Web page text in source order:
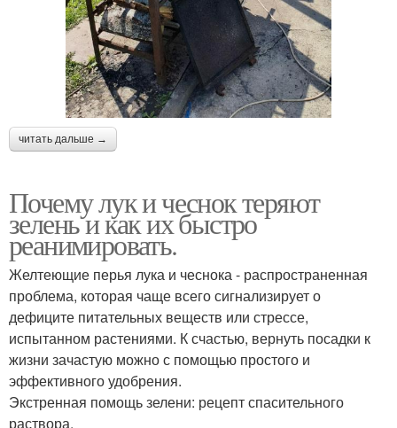
читать дальше →
Почему лук и чеснок теряют
зелень и как их быстро
реанимировать.
Желтеющие перья лука и чеснока - распространенная
проблема, которая чаще всего сигнализирует о
дефиците питательных веществ или стрессе,
испытанном растениями. К счастью, вернуть посадки к
жизни зачастую можно с помощью простого и
эффективного удобрения.
Экстренная помощь зелени: рецепт спасительного
раствора.